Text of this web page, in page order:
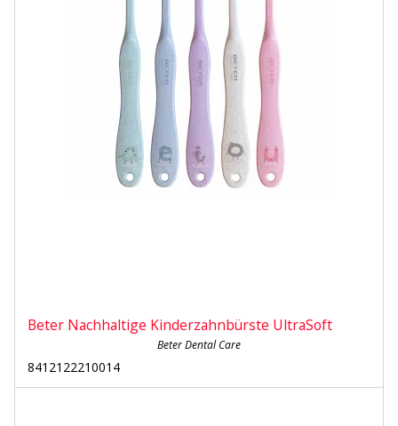
Beter Nachhaltige Kinderzahnbürste UltraSoft
Beter Dental Care
8412122210014